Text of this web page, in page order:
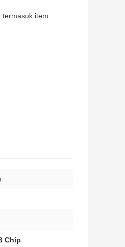
termasuk item
Chip